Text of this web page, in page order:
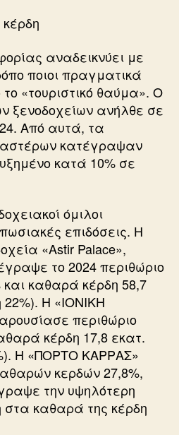
αναδεικνύει με
ποιοι πραγματικά
«τουριστικό θαύμα». Ο
ξενοδοχείων ανήλθε σε
Από αυτά, τα
αστέρων κατέγραψαν
κατά 10% σε
όμιλοι
επιδόσεις. Η
«Astir Palace»,
το 2024 περιθώριο
και καθαρά κέρδη 58,7
Η «ΙΟΝΙΚΗ
περιθώριο
κέρδη 17,8 εκατ.
Η «ΠΟΡΤΟ ΚΑΡΡΑΣ»
κερδών 27,8%,
την υψηλότερη
στα καθαρά της κέρδη